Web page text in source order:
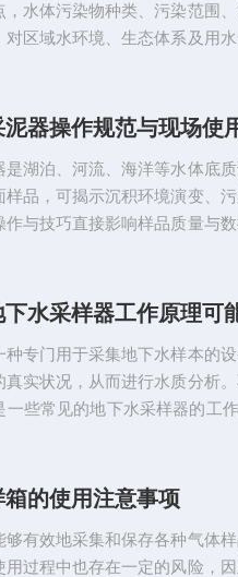
水体污染物种类、污染范围
区域水环境、生态体系及用
据支撑。传统水质监测模式多
定供电，设备搬运...
器操作规范与现场使
是湖泊、河流、海洋等水体底
样品，可揭示沉积环境演变、
与技巧直接影响样品质量与
完整性，确保采样管无裂缝、
水采样器工作原理可
种专门用于采集地下水样本的
真实状况，从而进行水质分析
一些常见的地下水采样器的工
采样器的采样室，将地下水推
控制采样速率...
的使用注意事项
有效地采集和保存各种气体
用过程中也存在一定的风险，